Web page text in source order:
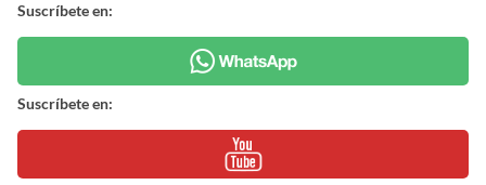
Suscríbete en:
Suscríbete en: